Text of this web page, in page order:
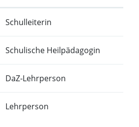
Schulleiterin
Schulische Heilpädagogin
DaZ-Lehrperson
Lehrperson